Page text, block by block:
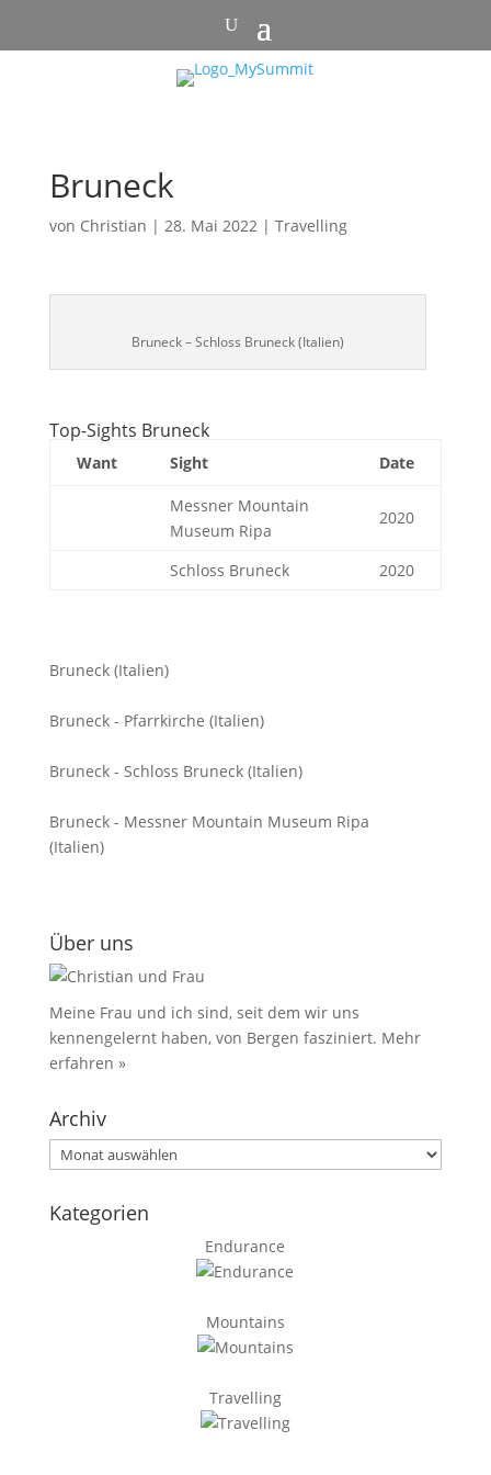
Bruneck
von Christian | 28. Mai 2022| Travelling
Bruneck – Schloss Bruneck (Italien)
Top-Sights Bruneck
Want Sight Date
Messner Mountain
Museum Ripa
2020
Schloss Bruneck 2020
Bruneck (Italien)
Bruneck - Pfarrkirche (Italien)
Bruneck - Schloss Bruneck (Italien)
Bruneck - Messner Mountain Museum Ripa
(Italien)
Über uns
Meine Frau und ich sind, seit dem wir uns
kennengelernt haben, von Bergen fasziniert. Mehr
erfahren »
Archiv
Archiv
Kategorien
Endurance
Mountains
Travelling